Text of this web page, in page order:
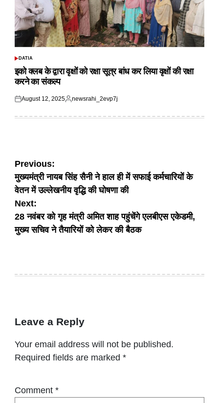
POSTED
DATIA
इको क्लब के द्वारा वृक्षों को रक्षा सूत्र बांध कर लिया वृक्षों की रक्षा
करने का संकल्प
Posted
August 12, 2025
Posted
newsrahi_2evp7j
Post
navigation
Previous:
मुख्यमंत्री नायब सिंह सैनी ने हाल ही में सफाई कर्मचारियों के
वेतन में उल्लेखनीय वृद्धि की घोषणा की
Next:
28 नवंबर को गृह मंत्री अमित शाह पहुंचेंगे एलबीएस एकेडमी,
मुख्य सचिव ने तैयारियों को लेकर की बैठक
Leave a Reply
Your email address will not be published.
Required fields are marked *
Comment *